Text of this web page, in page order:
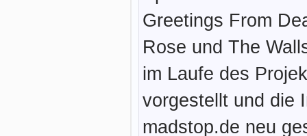
Greetings From
Rose und The
im Laufe des
vorgestellt und die
madstop.de neu